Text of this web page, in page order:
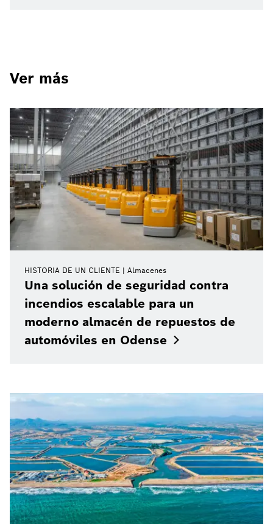
Ver más
HISTORIA DE UN CLIENTE Almacenes
Una solución de seguridad contra
incendios escalable para un
moderno almacén de repuestos de
automóviles en Odense